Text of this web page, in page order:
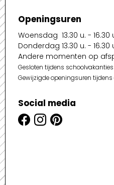
Openingsuren
Woensdag 13.30 u. - 16.30
Donderdag 13.30 u. - 16.30
Andere momenten op
Gesloten tijdens
Gewijzigde openingsuren tijdens
Social media